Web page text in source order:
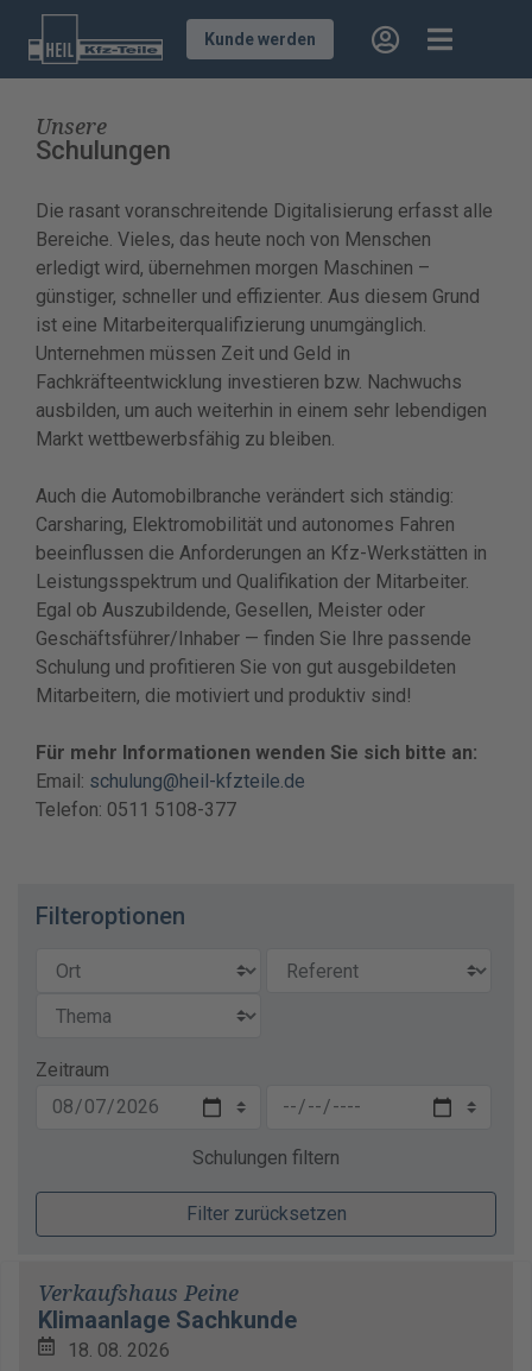
Kunde werden
Unsere
Schulungen
Die rasant voranschreitende Digitalisierung erfasst alle
Bereiche. Vieles, das heute noch von Menschen
erledigt wird, übernehmen morgen Maschinen –
günstiger, schneller und effizienter. Aus diesem Grund
ist eine Mitarbeiterqualifizierung unumgänglich.
Unternehmen müssen Zeit und Geld in
Fachkräfteentwicklung investieren bzw. Nachwuchs
ausbilden, um auch weiterhin in einem sehr lebendigen
Markt wettbewerbsfähig zu bleiben.
Auch die Automobilbranche verändert sich ständig:
Carsharing, Elektromobilität und autonomes Fahren
beeinflussen die Anforderungen an Kfz-Werkstätten in
Leistungsspektrum und Qualifikation der Mitarbeiter.
Egal ob Auszubildende, Gesellen, Meister oder
Geschäftsführer/Inhaber — finden Sie Ihre passende
Schulung und profitieren Sie von gut ausgebildeten
Mitarbeitern, die motiviert und produktiv sind!
Für mehr Informationen wenden Sie sich bitte an:
Email: schulung@heil-kfzteile.de
Telefon: 0511 5108-377
Filteroptionen
Zeitraum
Schulungen filtern
Filter zurücksetzen
Verkaufshaus Peine
Klimaanlage Sachkunde
18. 08. 2026